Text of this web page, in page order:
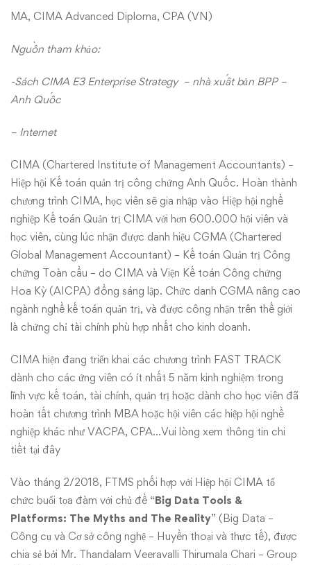
MA, CIMA Advanced Diploma, CPA (VN)
Nguồn tham khảo:
-Sách CIMA E3 Enterprise Strategy – nhà xuất bản BPP –
Anh Quốc
– Internet
CIMA (Chartered Institute of Management Accountants) –
Hiệp hội Kế toán quản trị công chứng Anh Quốc. Hoàn thành
chương trình CIMA, học viên sẽ gia nhập vào Hiệp hội nghề
nghiệp Kế toán Quản trị CIMA với hơn 600.000 hội viên và
học viên, cùng lúc nhận được danh hiệu CGMA (Chartered
Global Management Accountant) – Kế toán Quản trị Công
chứng Toàn cầu – do CIMA và Viện Kế toán Công chứng
Hoa Kỳ (AICPA) đồng sáng lập. Chức danh CGMA nâng cao
ngành nghề kế toán quản trị, và được công nhận trên thế giới
là chứng chỉ tài chính phù hợp nhất cho kinh doanh.
CIMA hiện đang triển khai các chương trình FAST TRACK
dành cho các ứng viên có ít nhất 5 năm kinh nghiệm trong
lĩnh vực kế toán, tài chính, quản trị hoặc dành cho học viên đã
hoàn tất chương trình MBA hoặc hội viên các hiệp hội nghề
nghiệp khác như VACPA, CPA…Vui lòng xem thông tin chi
tiết tại đây
Vào tháng 2/2018, FTMS phối hợp với Hiệp hội CIMA tổ
chức buổi tọa đàm với chủ đề “Big Data Tools &
Platforms: The Myths and The Reality” (Big Data –
Công cụ và Cơ sở công nghệ – Huyền thoại và thực tế), được
chia sẻ bởi Mr. Thandalam Veeravalli Thirumala Chari – Group